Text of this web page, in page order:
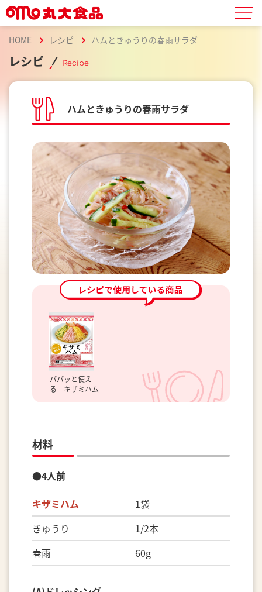
HOME レシピ ハムときゅうりの春雨サラダ
レシピ Recipe
ハムときゅうりの春雨サラダ
パパッと使え
る キザミハム
材料
●4人前
キザミハム 1袋
きゅうり 1/2本
春雨 60g